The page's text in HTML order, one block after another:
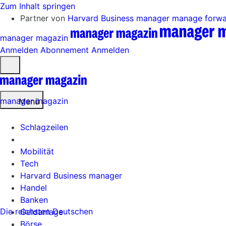
Zum Inhalt springen
Partner von Harvard Business manager manage
manager magazin
Anmelden Abonnement Anmelden
öffnen
Menü
Schlagzeilen
Mobilität
Tech
Harvard Business manager
Handel
Banken
Geldanlage
Börse
manager magazin
Die reichsten Deutschen